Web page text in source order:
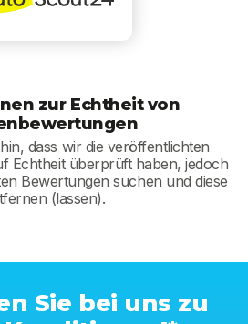
zur Echtheit von
dass wir die veröffentlichten
Echtheit überprüft haben, jedoch
Bewertungen suchen und diese
(lassen).
Sie bei uns zu